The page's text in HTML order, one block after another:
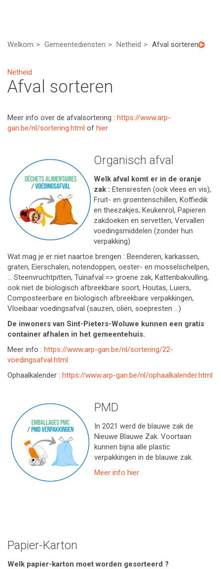
Welkom Gemeentediensten Netheid Afval sorteren
Netheid
Afval sorteren
Meer info over de afvalsortering : https://www.arp-
gan.be/nl/sortering.html of hier
Organisch afval
Welk afval komt er in de oranje
zak : Etensresten (ook vlees en vis),
Fruit- en groentenschillen, Koffiedik
en theezakjes, Keukenrol, Papieren
zakdoeken en servetten, Vervallen
voedingsmiddelen (zonder hun
verpakking)
Wat mag je er niet naartoe brengen : Beenderen, karkassen,
graten, Eierschalen, notendoppen, oester- en mosselschelpen,
… Steenvruchtpitten, Tuinafval => groene zak, Kattenbakvulling,
ook niet de biologisch afbreekbare soort, Houtas, Luiers,
Composteerbare en biologisch afbreekbare verpakkingen,
Vloeibaar voedingsafval (sauzen, oliën, soepresten …)
De inwoners van Sint-Pieters-Woluwe kunnen een gratis
container afhalen in het gemeentehuis.
Meer info : https://www.arp-gan.be/nl/sortering/22-
voedingsafval.html
Ophaalkalender : https://www.arp-gan.be/nl/ophaalkalender.html
PMD
In 2021 werd de blauwe zak de
Nieuwe Blauwe Zak. Voortaan
kunnen bijna alle plastic
verpakkingen in de blauwe zak.
Meer info hier
Papier-Karton
Welk papier-karton moet worden gesorteerd ?